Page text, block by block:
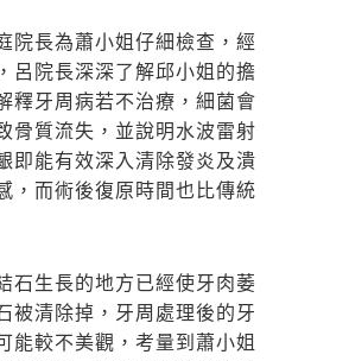
院長為蕭小姐仔細檢查，經
呂院長深深了解邱小姐的擔
釋牙周病若不治療，細菌會
骨質流失，並說明水波雷射
即能有效深入清除發炎及潰
，而術後復原時間也比傳統
石生長的地方已經使牙肉萎
被清除掉，牙周處理後的牙
能較不美觀，考量到蕭小姐